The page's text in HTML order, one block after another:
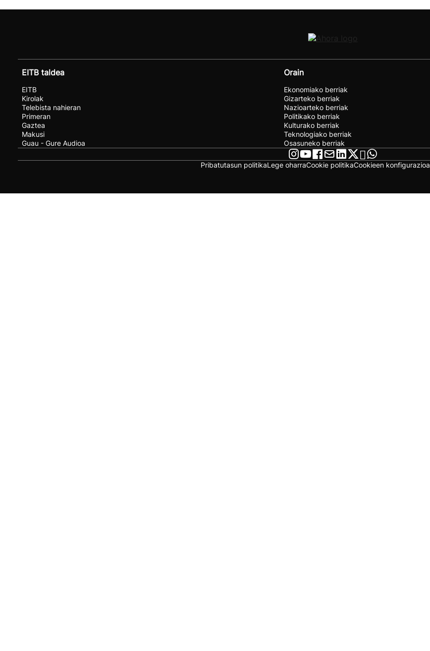
EITB taldea
EITB
Kirolak
Telebista nahieran
Primeran
Gaztea
Makusi
Guau - Gure Audioa
Orain
Ekonomiako berriak
Gizarteko berriak
Nazioarteko berriak
Politikako berriak
Kulturako berriak
Teknologiako berriak
Osasuneko berriak
Pribatutasun politikaLege oharraCookie politikaCookieen konfigurazioa